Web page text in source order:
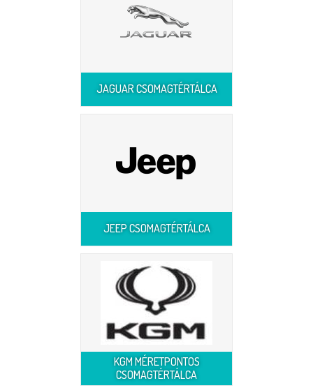
JAGUAR CSOMAGTÉRTÁLCA
JEEP CSOMAGTÉRTÁLCA
KGM MÉRETPONTOS
CSOMAGTÉRTÁLCA